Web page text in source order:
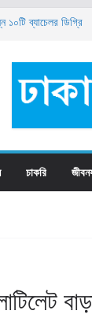
১০টি ব্যাচেলর ডিগ্রি
সুবিধা-অসুবিধা,
যোগ্যতা, বেতন ও
চাকরি